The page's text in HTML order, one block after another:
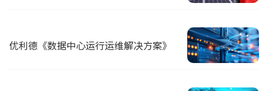
优利德《数据中心运行运维解决方案》